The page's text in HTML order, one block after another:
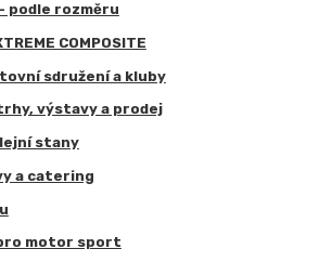
podle rozměru
COMPOSITE
sdružení a kluby
výstavy a prodej
stany
a catering
motor sport